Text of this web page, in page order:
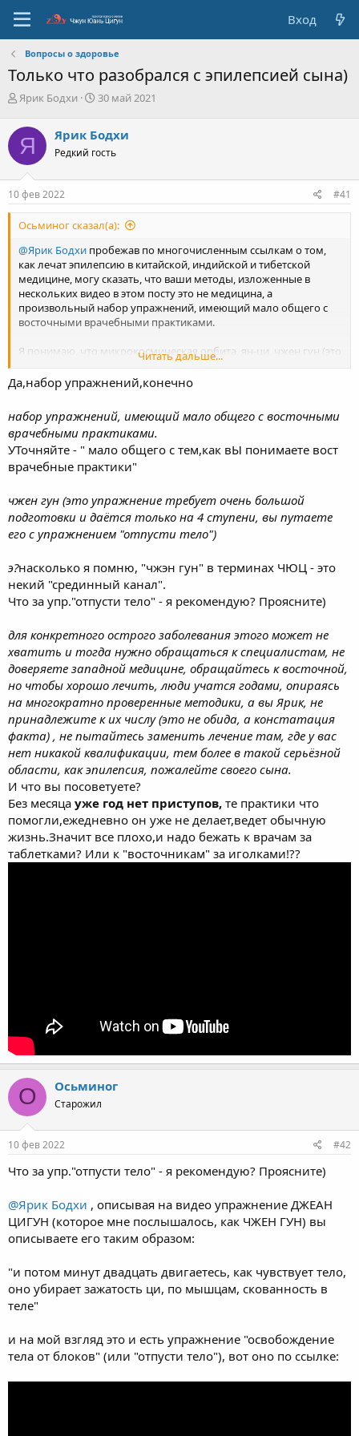
Вход
Вопросы о здоровье
Только что разобрался с эпилепсией сына)
А
т
о
р
т
е
м
Ярик Бодхи
Д
а
с
з
н
я
30 май 2021
Я Ярик Бодхи
Редкий гость
10 фев 2022 #41
Осьминог сказал(а):
@Ярик Бодхи пробежав по многочисленным ссылкам о том,
как лечат эпилепсию в китайской, индийской и тибетской
медицине, могу сказать, что ваши методы, изложенные в
нескольких видео в этом посту это не медицина, а
произвольный набор упражнений, имеющий мало общего с
восточными врачебными практиками.
Я понимаю, что микрокосмическая орбита, ян-ци, чжен гун (это
упражнение требует очень большой подготовки и даётся
только на 4 ступени, вы путаете его с упражнением "отпусти
тело") способны многое сделать в том числе и для здоровья,
но это не медицина в прямом смысле этого слова, а скорей
базовые условия для очень постепенного восстановления
организма, для конкретного острого заболевания этого может
не хватить и тогда нужно обращаться к специалистам, не
доверяете западной медицине, обращайтесь к восточной, но
многократно проверенные методики, а вы Ярик, не
принадлежите к их числу (это не обида, а констатация факта) ,
не пытайтесь заменить лечение там, где у вас нет никакой
квалификации, тем более в такой серьёзной области, как
Читать дальше...
Да,набор упражнений,конечно
набор упражнений, имеющий мало общего с восточными
врачебными практиками.
УТочняйте - " мало общего с тем,как вЫ понимаете вост
врачебные практики"
чжен гун (это упражнение требует очень большой
подготовки и даётся только на 4 ступени, вы путаете
его с упражнением "отпусти тело")
э?насколько я помню, "чжэн гун" в терминах ЧЮЦ - это
некий "срединный канал".
Что за упр."отпусти тело" - я рекомендую? Проясните)
для конкретного острого заболевания этого может не
хватить и тогда нужно обращаться к специалистам, не
доверяете западной медицине, обращайтесь к восточной,
но чтобы хорошо лечить, люди учатся годами, опираясь
на многократно проверенные методики, а вы Ярик, не
принадлежите к их числу (это не обида, а констатация
факта) , не пытайтесь заменить лечение там, где у вас
нет никакой квалификации, тем более в такой серьёзной
области, как эпилепсия, пожалейте своего сына.
И что вы посоветуете?
Без месяца уже год нет приступов, те практики что
помогли,ежедневно он уже не делает,ведет обычную
жизнь.Значит все плохо,и надо бежать к врачам за
таблетками? Или к "восточникам" за иголками!??
О Осьминог
Старожил
10 фев 2022 #42
Что за упр."отпусти тело" - я рекомендую? Проясните)
@Ярик Бодхи , описывая на видео упражнение ДЖЕАН
ЦИГУН (которое мне послышалось, как ЧЖЕН ГУН) вы
описываете его таким образом:
"и потом минут двадцать двигаетесь, как чувствует тело,
оно убирает зажатость ци, по мышцам, скованность в
теле"
и на мой взгляд это и есть упражнение "освобождение
тела от блоков" (или "отпусти тело"), вот оно по ссылке: